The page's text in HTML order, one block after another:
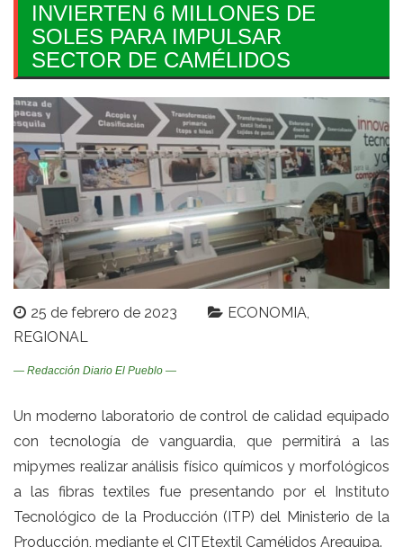
INVIERTEN 6 MILLONES DE
SOLES PARA IMPULSAR
SECTOR DE CAMÉLIDOS
25 de febrero de 2023
ECONOMIA
REGIONAL
— Redacción Diario El Pueblo —
Un moderno laboratorio de control de calidad equipado
con tecnología de vanguardia, que permitirá a las
mipymes realizar análisis físico químicos y morfológicos
a las fibras textiles fue presentando por el Instituto
Tecnológico de la Producción (ITP) del Ministerio de la
Producción, mediante el CITEtextil Camélidos Arequipa.